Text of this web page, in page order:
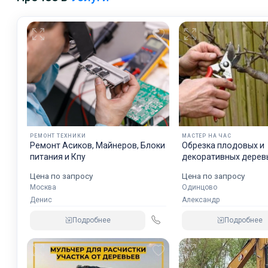
РЕМОНТ ТЕХНИКИ
Ремонт Асиков, Майнеров, Блоки
питания и Кпу
Цена по запросу
Москва
Денис
Подробнее
МАСТЕР НА ЧАС
Обрезка плодовых и
декоративных
Цена по запросу
Одинцово
Александр
Подробнее